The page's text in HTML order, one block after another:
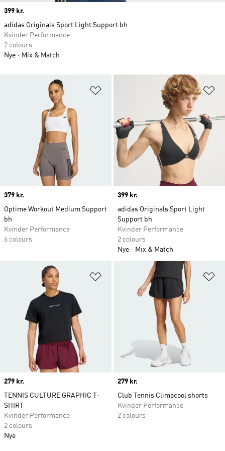
Price
379 kr.
Optime Workout Medium Support
bh
Kvinder Performance
6 colours
Price
399 kr.
adidas Originals Sport Light
Support bh
Kvinder Performance
2 colours
Nye
Mix & Match
Føj til ønskeliste
Price
279 kr.
TENNIS CULTURE GRAPHIC T-
SHIRT
Kvinder Performance
2 colours
Nye
Price
279 kr.
Club Tennis Climacool shorts
Kvinder Performance
2 colours
Price
399 kr.
adidas Originals Sport Light Support bh
Kvinder Performance
2 colours
Nye
Mix & Match